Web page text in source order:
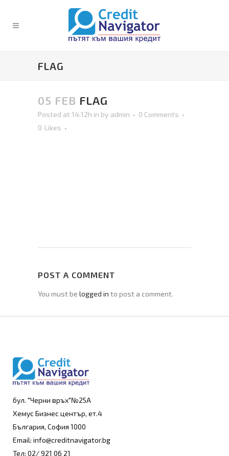
FLAG
05 FEB FLAG
Posted at 14:12h in by admin
0 Comments
0 Likes
POST A COMMENT
You must be logged in to post a comment.
бул. "Черни връх"№25А
Хемус Бизнес център, ет.4
България, София 1000
Email: info@creditnavigator.bg
Тел: 02/ 921 06 21